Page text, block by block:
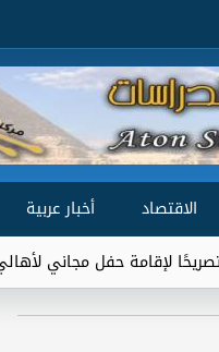
الاقتصاد أخبار عربية
مجاني لأهالي السويس